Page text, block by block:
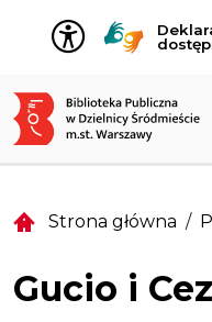
Strona główna
Gucio i